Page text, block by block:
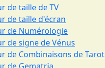
de taille de TV
de taille d'écran
de Numérologie
de signe de Vénus
de Combinaisons de Tarot